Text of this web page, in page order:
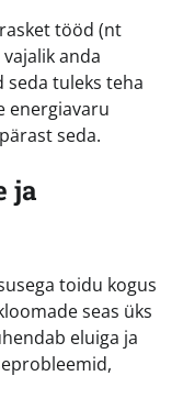
tööd (nt
anda
tuleks teha
energiavaru
seda.
ja
toidu kogus
seas üks
eluiga ja